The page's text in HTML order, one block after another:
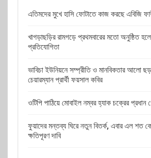
এতিমদের মুখে হাসি ফোটাতে কাজ করছে এবিজি
খাগড়াছড়ির রামগড়ে প্রথমবারের মতো অনুষ্ঠিত
প্রতিযোগিতা
ভাবিচা ইউনিয়নে সম্প্রীতি ও মানবিকতার আলো
চেয়ারম্যান প্রার্থী ফয়সাল কবির
ওটিপি পাঠিয়ে মোবাইল নম্বর হ্যাক চক্রের প্রধান
ফুয়াদের মন্তব্য ঘিরে নতুন বিতর্ক, এবার এল শত
ক্ষতিপূরণ দাবি